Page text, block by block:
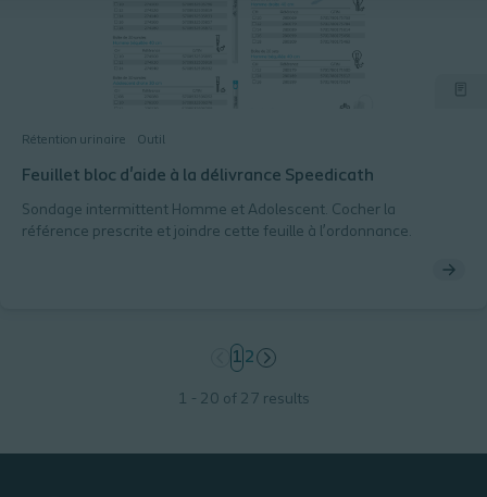
Rétention urinaire Outil
Feuillet bloc d'aide à la délivrance Speedicath
Sondage intermittent Homme et Adolescent. Cocher la
référence prescrite et joindre cette feuille à l’ordonnance.
page
1 page
2
1 - 20 of 27 results